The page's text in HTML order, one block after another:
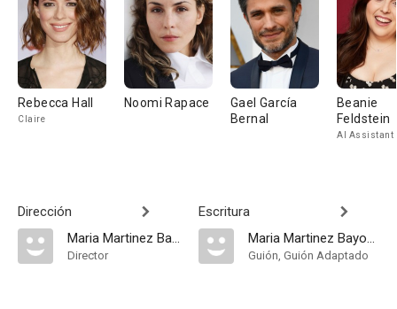
Rebecca Hall
Claire
Noomi Rapace
Gael García
Bernal
Beanie
Feldstein
AI Assistant
Dirección
Maria Martinez Bayona
Director
Escritura
Maria Martinez Bayona
Guión, Guión Adaptado